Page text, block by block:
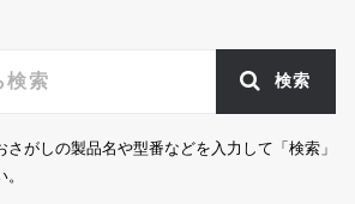
検索
がしの製品名や型番などを入力して「検索」